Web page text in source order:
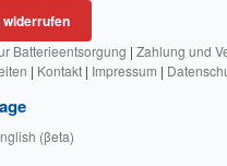
widerrufen
Batterieentsorgung | Zahlung und
| Kontakt | Impressum |
(βeta)